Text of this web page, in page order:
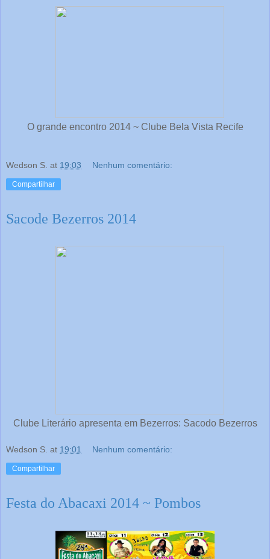
O grande encontro 2014 ~ Clube Bela Vista Recife
Wedson S. at 19:03 Nenhum comentário:
Compartilhar
Sacode Bezerros 2014
Clube Literário apresenta em Bezerros: Sacodo Bezerros
Wedson S. at 19:01 Nenhum comentário:
Compartilhar
Festa do Abacaxi 2014 ~ Pombos